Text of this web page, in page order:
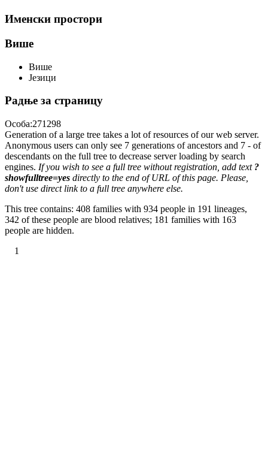
Именски простори
Више
Више
Језици
Радње за страницу
Особа:271298
Generation of a large tree takes a lot of resources of our web server.
Anonymous users can only see 7 generations of ancestors and 7 - of
descendants on the full tree to decrease server loading by search
engines. If you wish to see a full tree without registration, add text ?
showfulltree=yes directly to the end of URL of this page. Please,
don't use direct link to a full tree anywhere else.
This tree contains: 408 families with 934 people in 191 lineages,
342 of these people are blood relatives; 181 families with 163
people are hidden.
1